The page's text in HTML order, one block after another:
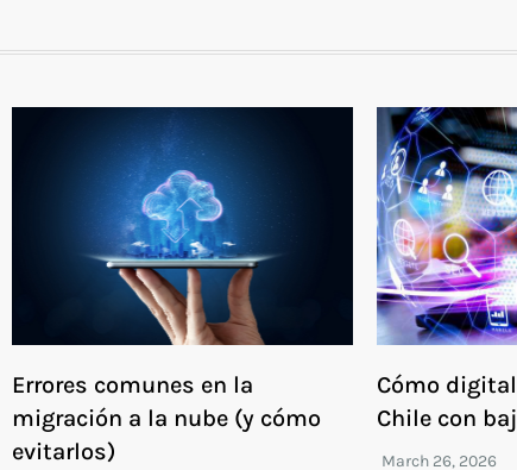
Errores comunes en la
migración a la nube (y cómo
evitarlos)
Cómo
Chile con